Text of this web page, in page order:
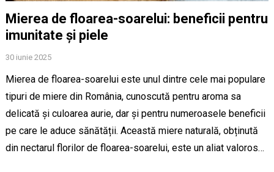
Mierea de floarea-soarelui: beneficii pentru
imunitate și piele
30 iunie 2025
Mierea de floarea-soarelui este unul dintre cele mai populare
tipuri de miere din România, cunoscută pentru aroma sa
delicată și culoarea aurie, dar și pentru numeroasele beneficii
pe care le aduce sănătății. Această miere naturală, obținută
din nectarul florilor de floarea-soarelui, este un aliat valoros…